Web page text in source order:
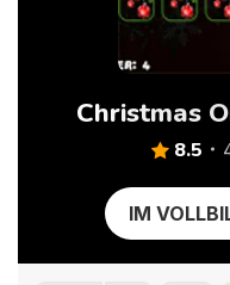
Christmas
8.5
IM